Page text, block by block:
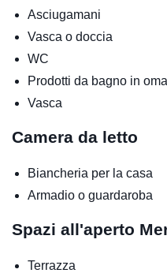
Asciugamani
Vasca o doccia
WC
Prodotti da bagno in
Vasca
Camera da letto
Biancheria per la casa
Armadio o guardaroba
Spazi all'aperto
Terrazza